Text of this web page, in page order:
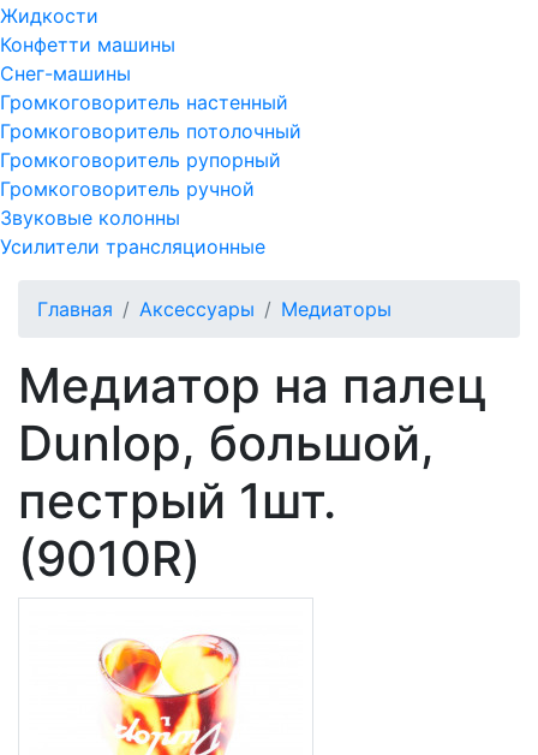
Жидкости
Конфетти машины
Снег-машины
Громкоговоритель настенный
Громкоговоритель потолочный
Громкоговоритель рупорный
Громкоговоритель ручной
Звуковые колонны
Усилители трансляционные
Главная Аксессуары Медиаторы
Медиатор на палец
Dunlop, большой,
пестрый 1шт.
(9010R)